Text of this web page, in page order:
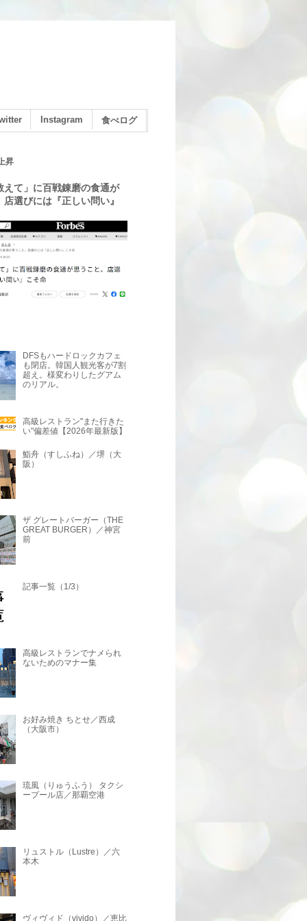
Instagram 食べログ
昇
えて」に百戦錬磨の食通が
選びには『正しい問い』
DFSもハードロックカフェ
も閉店。韓国人観光客が7割
超え。様変わりしたグアム
のリアル。
高級レストラン"また行きた
い"偏差値【2026年最新版】
鮨舟（すしふね）／堺（大
阪）
ザ グレートバーガー（THE
GREAT BURGER）／神宮
前
記事一覧（1/3）
高級レストランでナメられ
ないためのマナー集
お好み焼き ちとせ／西成
（大阪市）
琉風（りゅうふう） タクシ
ープール店／那覇空港
リュストル（Lustre）／六
本木
ヴィヴィド（vivido）／恵比